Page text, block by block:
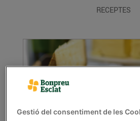
RECEPTES
Gestió del consentiment de les